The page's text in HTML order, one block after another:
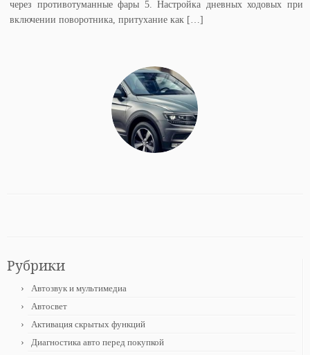
через противотуманные фары 5. Настройка дневных ходовых при
включении поворотника, притухание как […]
Рубрики
Автозвук и мультимедиа
Автосвет
Активация скрытых функций
Диагностика авто перед покупкой